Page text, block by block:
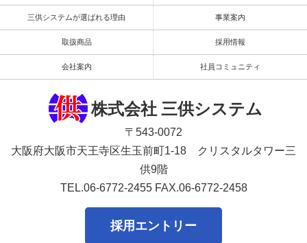
三供システムが選ばれる理由 事業案内
取扱商品 採用情報
会社案内 社員コミュニティ
株式会社 三供システム
〒543-0072
大阪府大阪市天王寺区生玉前町1-18 クリスタルタワー三
供9階
TEL.06-6772-2455FAX.06-6772-2458
採用エントリー